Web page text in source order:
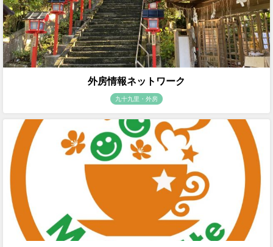
外房情報ネットワーク
九十九里・外房